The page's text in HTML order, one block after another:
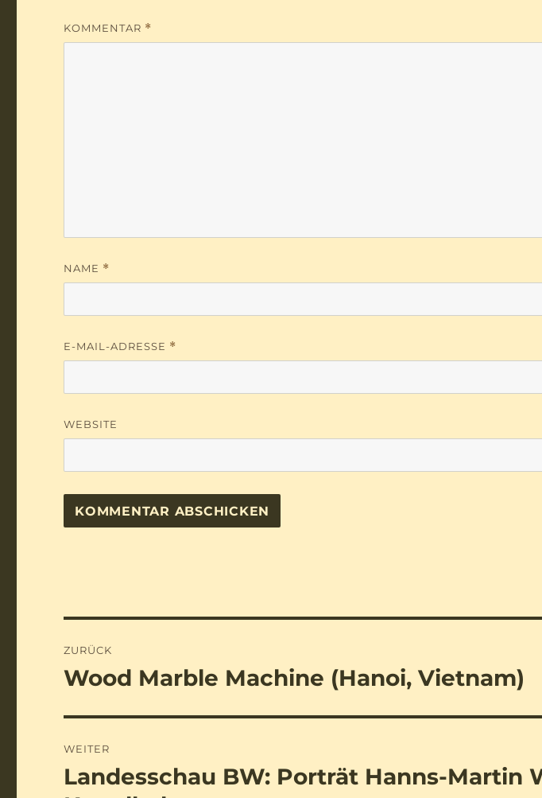
KOMMENTAR *
NAME *
E-MAIL-ADRESSE *
WEBSITE
ZURÜCK
Vorheriger
Wood Marble Machine (Hanoi, Vietnam)
WEITER
Nächster
Landesschau BW: Porträt Hanns-Martin